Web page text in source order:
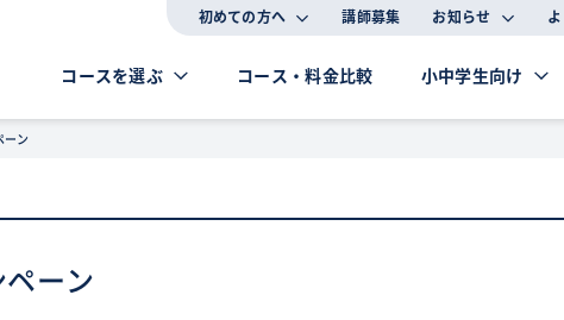
初めての方へ 講師募集 お知らせ
コースを選ぶ コース・料金比較 小中学生向け
ーン
ーン